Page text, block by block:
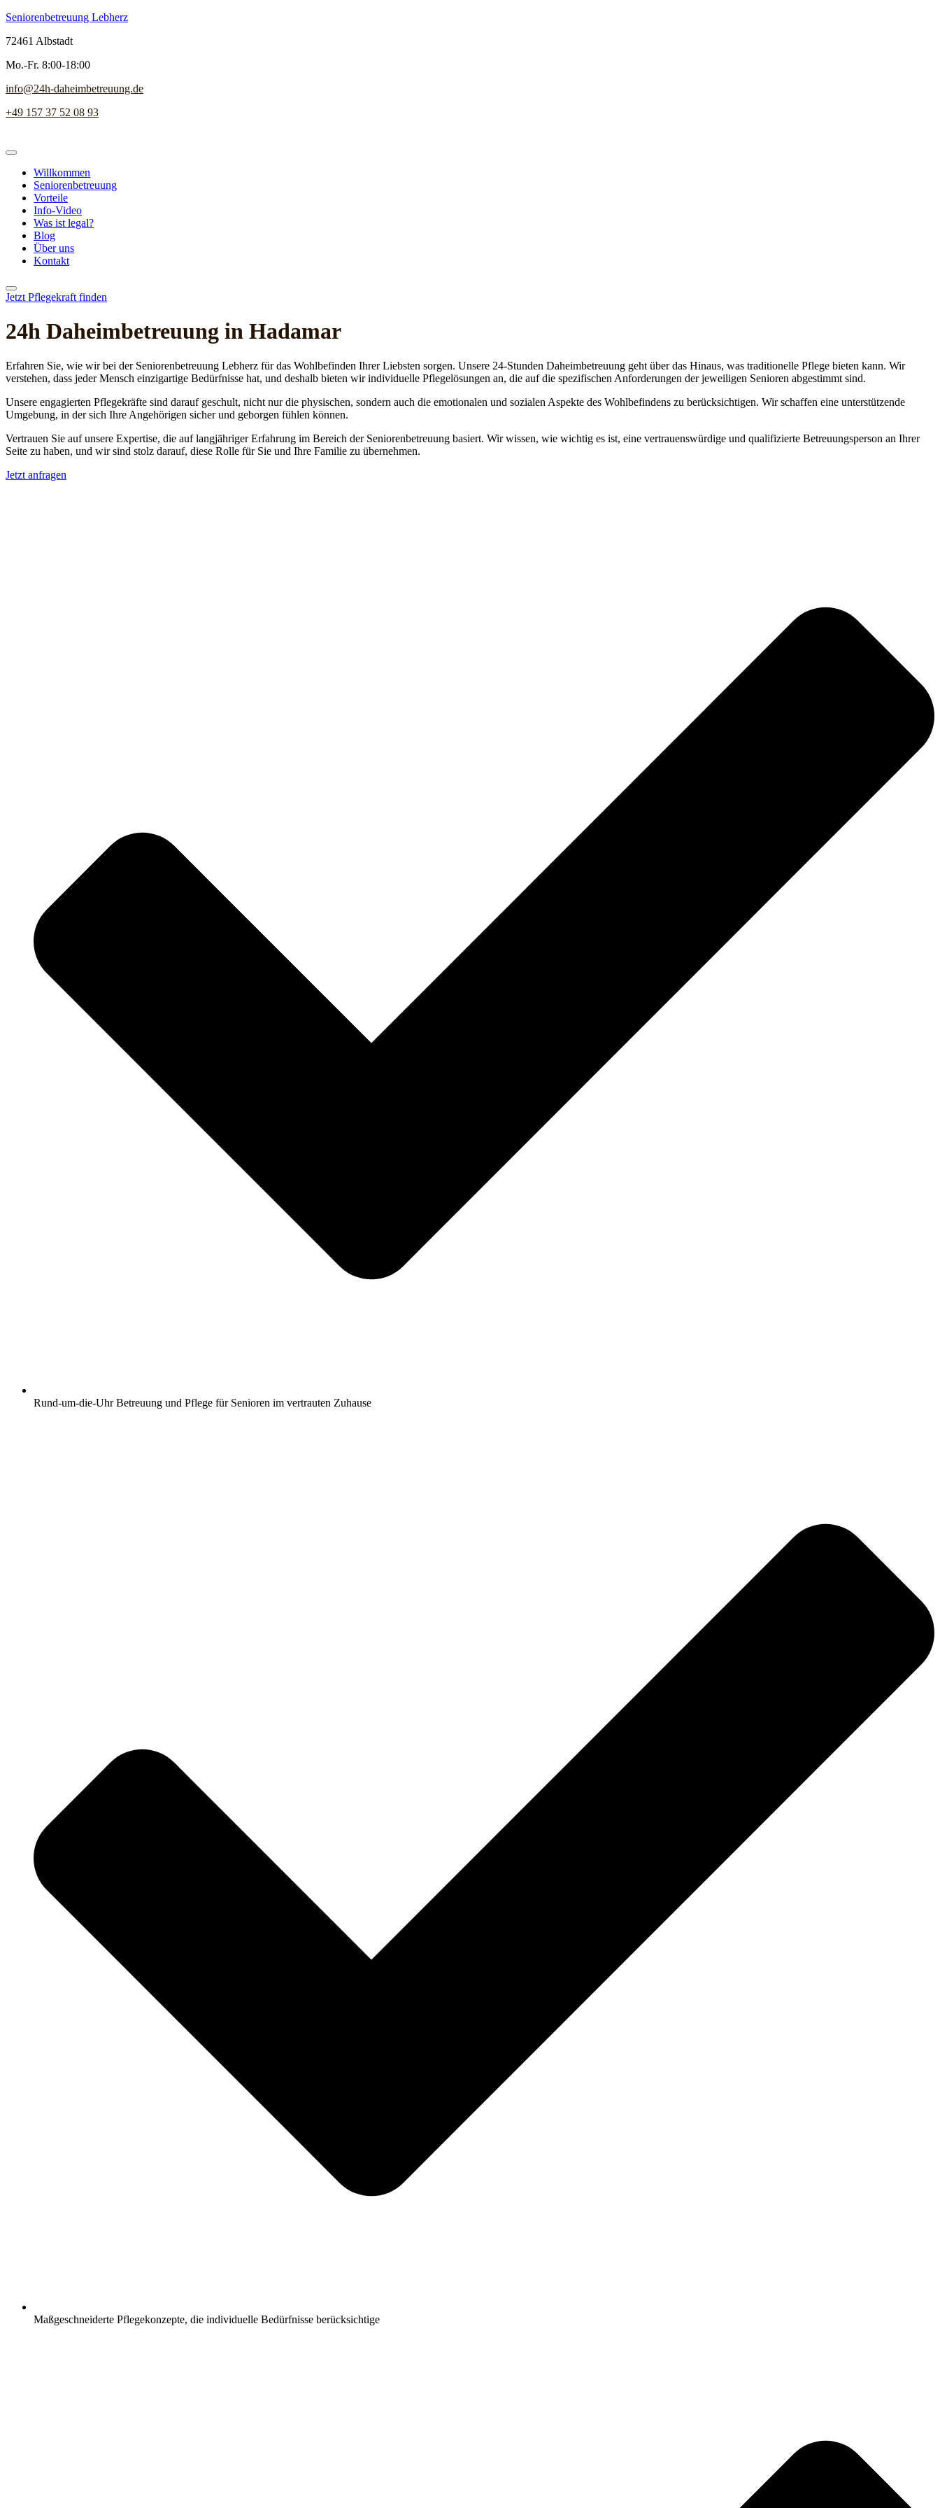
Seniorenbetreuung Lebherz
72461 Albstadt
Mo.-Fr. 8:00-18:00
info@24h-daheimbetreuung.de
+49 157 37 52 08 93
Willkommen
Seniorenbetreuung
Vorteile
Info-Video
Was ist legal?
Blog
Über uns
Kontakt
Jetzt Pflegekraft finden
24h Daheim­betreuung in Hadamar
Erfahren Sie, wie wir bei der Seniorenbetreuung Lebherz für das Wohlbefinden Ihrer Liebsten sorgen. Unsere 24-Stunden Daheimbetreuung geht über das Hinaus, was traditionelle Pflege bieten kann. Wir
verstehen, dass jeder Mensch einzigartige Bedürfnisse hat, und deshalb bieten wir individuelle Pflegelösungen an, die auf die spezifischen Anforderungen der jeweiligen Senioren abgestimmt sind.
Unsere engagierten Pflegekräfte sind darauf geschult, nicht nur die physischen, sondern auch die emotionalen und sozialen Aspekte des Wohlbefindens zu berücksichtigen. Wir schaffen eine unterstützende
Umgebung, in der sich Ihre Angehörigen sicher und geborgen fühlen können.
Vertrauen Sie auf unsere Expertise, die auf langjähriger Erfahrung im Bereich der Seniorenbetreuung basiert. Wir wissen, wie wichtig es ist, eine vertrauenswürdige und qualifizierte Betreuungsperson an Ihrer
Seite zu haben, und wir sind stolz darauf, diese Rolle für Sie und Ihre Familie zu übernehmen.
Jetzt anfragen
Rund-um-die-Uhr Betreuung und Pflege für Senioren im vertrauten Zuhause
Maßgeschneiderte Pflegekonzepte, die individuelle Bedürfnisse berücksichtige